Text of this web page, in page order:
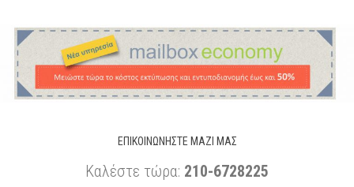
ΕΠΙΚΟΙΝΩΝΉΣΤΕ ΜΑΖΊ ΜΑΣ
Καλέστε τώρα: 210-6728225